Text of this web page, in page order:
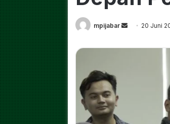
mpijabar
Send
email
20 Juni